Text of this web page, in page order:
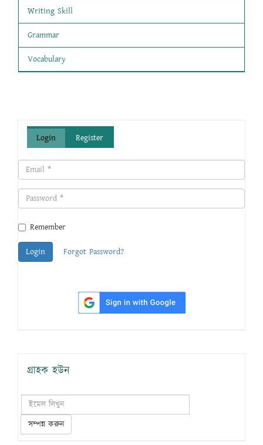
Writing Skill
Grammar
Vocabulary
Login Register
Remember
Login Forgot Password?
গ্রাহক হউন
সম্পন্ন করুন